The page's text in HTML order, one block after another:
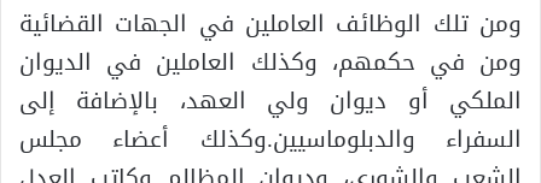
ومن تلك الوظائف العاملين في الجهات القضائية
ومن في حكمهم، وكذلك العاملين في الديوان
الملكي أو ديوان ولي العهد، بالإضافة إلى
السفراء والدبلوماسيين.وكذلك أعضاء مجلس